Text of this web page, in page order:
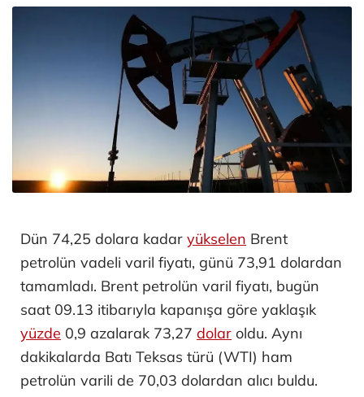
Dün 74,25 dolara kadar yükselen Brent
petrolün vadeli varil fiyatı, günü 73,91 dolardan
tamamladı. Brent petrolün varil fiyatı, bugün
saat 09.13 itibarıyla kapanışa göre yaklaşık
yüzde 0,9 azalarak 73,27 dolar oldu. Aynı
dakikalarda Batı Teksas türü (WTI) ham
petrolün varili de 70,03 dolardan alıcı buldu.